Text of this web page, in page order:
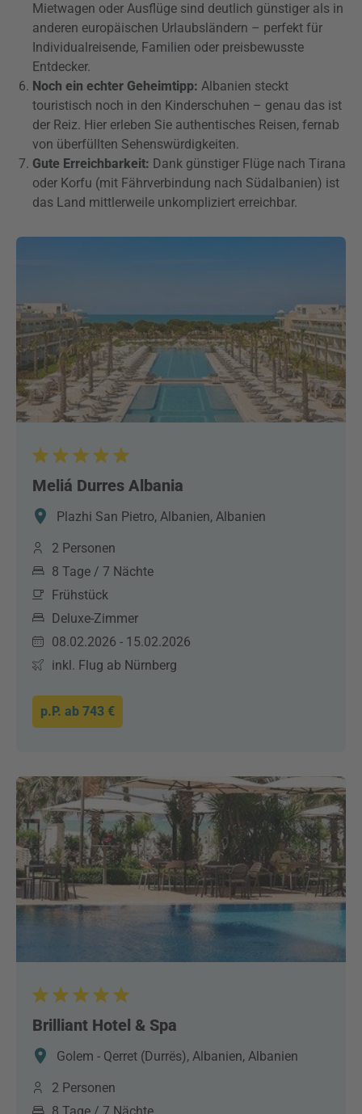
Mietwagen oder Ausflüge sind deutlich günstiger als in
anderen europäischen Urlaubsländern – perfekt für
Individualreisende, Familien oder preisbewusste
Entdecker.
Noch ein echter Geheimtipp: Albanien steckt
touristisch noch in den Kinderschuhen – genau das ist
der Reiz. Hier erleben Sie authentisches Reisen, fernab
von überfüllten Sehenswürdigkeiten.
Gute Erreichbarkeit: Dank günstiger Flüge nach Tirana
oder Korfu (mit Fährverbindung nach Südalbanien) ist
das Land mittlerweile unkompliziert erreichbar.
Meliá Durres Albania
Plazhi San Pietro, Albanien, Albanien
2 Personen
8 Tage / 7 Nächte
Frühstück
Deluxe-Zimmer
08.02.2026 - 15.02.2026
inkl. Flug ab Nürnberg
p.P. ab 743 €
Brilliant Hotel & Spa
Golem - Qerret (Durrës), Albanien, Albanien
2 Personen